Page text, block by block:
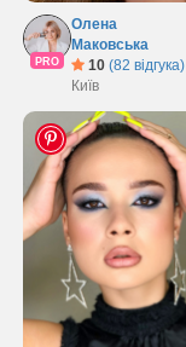
PRO
Олена
Маковська
10 (82 відгука)
Київ